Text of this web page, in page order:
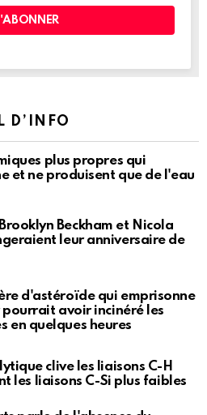
D’INFO
plus propres qui
et ne produisent que de l'eau
Beckham et Nicola
leur anniversaire de
d'astéroïde qui emprisonne
pourrait avoir incinéré les
en quelques heures
clive les liaisons C-H
les liaisons C-Si plus faibles